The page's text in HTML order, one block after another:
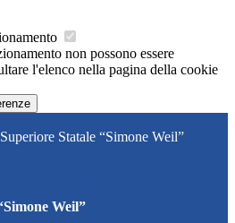
non possono essere
l'elenco nella pagina della cookie
Statale “Simone Weil”
Weil”